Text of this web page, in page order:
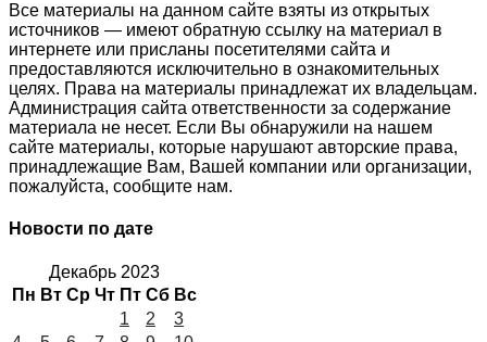
Все материалы на данном сайте взяты из открытых
источников — имеют обратную ссылку на материал в
интернете или присланы посетителями сайта и
предоставляются исключительно в ознакомительных
целях. Права на материалы принадлежат их владельцам.
Администрация сайта ответственности за содержание
материала не несет. Если Вы обнаружили на нашем
сайте материалы, которые нарушают авторские права,
принадлежащие Вам, Вашей компании или организации,
пожалуйста, сообщите нам.
Новости по дате
Декабрь 2023
Пн Вт Ср Чт Пт Сб Вс
1
2
3